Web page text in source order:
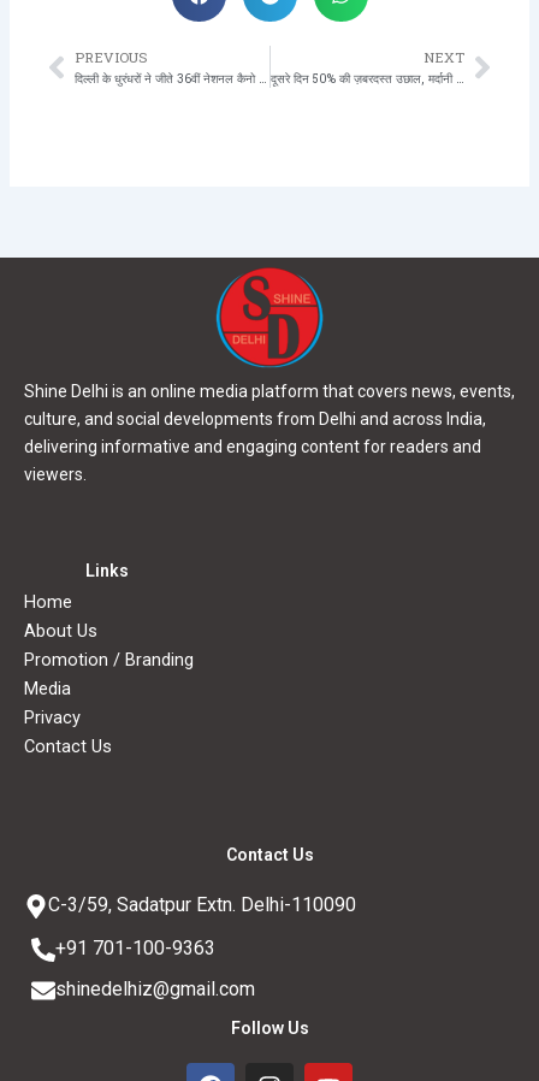
Prev
PREVIOUS
दिल्ली के धुरंधरों ने जीते 36वीं नेशनल कैनो सि्ंप्रट प्रतियोगता पदक जीत लहराया अपना परचम
NEXT
दूसरे दिन 50% की ज़बरदस्त उछाल, मर्दानी 3 ने दो दिन में कमाए 10 करोड़
Shine Delhi is an online media platform that covers news, events,
culture, and social developments from Delhi and across India,
delivering informative and engaging content for readers and
viewers.
Links
Home
About Us
Promotion / Branding
Media
Privacy
Contact Us
Contact Us
C-3/59, Sadatpur Extn. Delhi-110090
+91 701-100-9363
shinedelhiz@gmail.com
Follow Us
F I Y